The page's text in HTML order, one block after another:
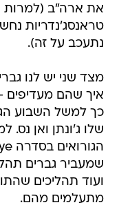
את ארה"ב (למרות
טראנסג'נדריות
נתעכב על זה).
מצד שני יש לנו
איך שהם מעדיפים
כך למשל השבוע
שלו ג'ונתן ואן נס.
שמעביר גברים
ועוד תהליכים
מתעלמים מהם.